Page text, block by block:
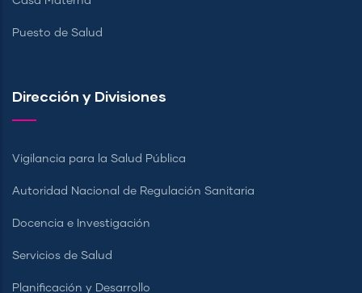
Puesto de Salud
Dirección y Divisiones
Vigilancia para la Salud Pública
Autoridad Nacional de Regulación Sanitaria
Docencia e Investigación
Servicios de Salud
Planificación y Desarrollo